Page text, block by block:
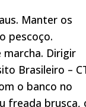
Manter os
pescoço.
Dirigir
Brasileiro –
o banco no
freada brusca,